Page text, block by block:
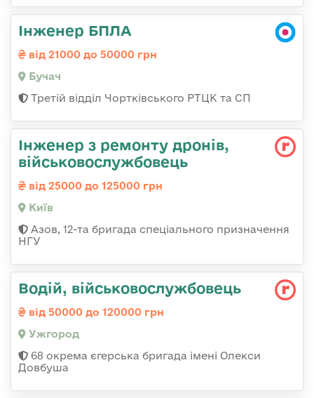
Інженер БПЛА
від 21000 до 50000 грн
Бучач
Третій відділ Чортківського РТЦК та СП
Інженер з ремонту дронів,
військовослужбовець
від 25000 до 125000 грн
Київ
Азов, 12-та бригада спеціального призначення
НГУ
Водій, військовослужбовець
від 50000 до 120000 грн
Ужгород
68 окрема єгерська бригада імені Олекси
Довбуша